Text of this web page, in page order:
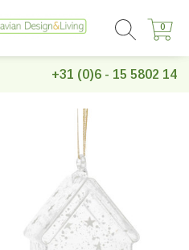
+31 (0)6 - 15 5802 14
0
0